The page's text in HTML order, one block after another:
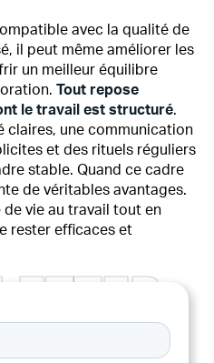
avec la qualité de
il peut même améliorer les
un meilleur équilibre
Tout repose
le travail est structuré.
claires, une communication
et des rituels réguliers
stable. Quand ce cadre
de véritables avantages.
de vie au travail tout en
rester efficaces et
ETTER